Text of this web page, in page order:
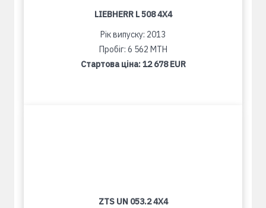
LIEBHERR L 508 4X4
Рік випуску: 2013
Пробіг: 6 562 MTH
Стартова ціна:12 678 EUR
ZTS UN 053.2 4X4